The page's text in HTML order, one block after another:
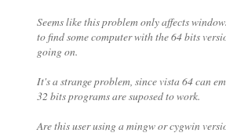
Seems like this problem only affects
to find some computer with the 64 bits
going on.
It's a strange problem, since vista 64 can
32 bits programs are suposed to work.
Are this user using a mingw or cygwin